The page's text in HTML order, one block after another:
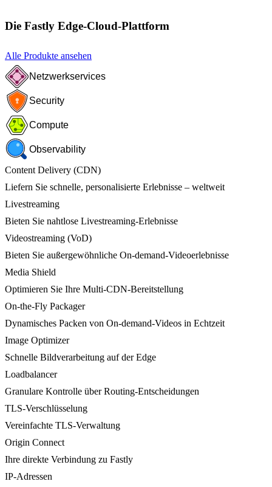
Die Fastly Edge-Cloud-Plattform
Alle Produkte ansehen
Netzwerkservices
Security
Compute
Observability
Content Delivery (CDN)
Liefern Sie schnelle, personalisierte Erlebnisse – weltweit
Livestreaming
Bieten Sie nahtlose Livestreaming-Erlebnisse
Videostreaming (VoD)
Bieten Sie außergewöhnliche On-demand-Videoerlebnisse
Media Shield
Optimieren Sie Ihre Multi-CDN-Bereitstellung
On-the-Fly Packager
Dynamisches Packen von On-demand-Videos in Echtzeit
Image Optimizer
Schnelle Bildverarbeitung auf der Edge
Loadbalancer
Granulare Kontrolle über Routing-Entscheidungen
TLS-Verschlüsselung
Vereinfachte TLS-Verwaltung
Origin Connect
Ihre direkte Verbindung zu Fastly
IP-Adressen